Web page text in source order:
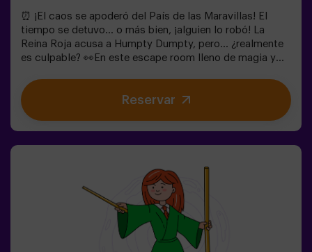
⏰ ¡El caos se apoderó del País de las Maravillas! El
tiempo se detuvo... o más bien, ¡alguien lo robó! La
Reina Roja acusa a Humpty Dumpty, pero... ¿realmente
es culpable? 👀En este escape room lleno de magia y
enigmas absurdos (como los que le gustan al
Sombrerero).🔹 Enfrentarte a personajes icónicos
(¡cuidado con la Reina de Corazones!).🔹Encontrar el
building¿Serás tú quien salve este mundo fantástico?
❗Menores de 14 años: requieren 1 adulto
acompañanteOpción con monitor disponible (consulta
Reservar